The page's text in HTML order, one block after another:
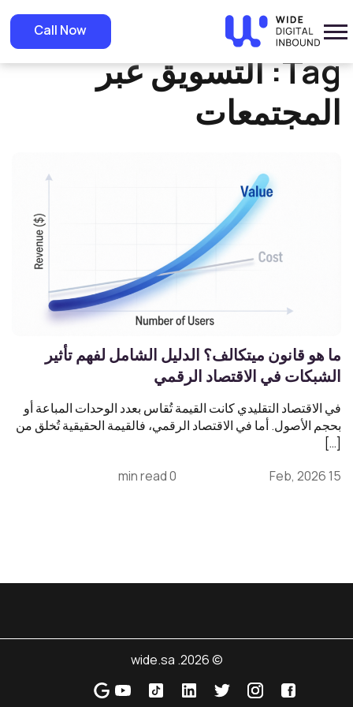
Call Now Home
» التسويق عبر المجتمعات
Tag: التسويق عبر
المجتمعات
ما هو قانون ميتكالف؟ الدليل الشامل لفهم تأثير
الشبكات في الاقتصاد الرقمي
في الاقتصاد التقليدي كانت القيمة تُقاس بعدد الوحدات المباعة أو
بحجم الأصول. أما في الاقتصاد الرقمي، فالقيمة الحقيقية تُخلق من
[…]
15 Feb, 2026
0 min read
© 2026. wide.sa